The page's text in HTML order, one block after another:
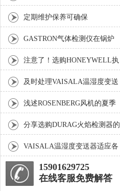
报废可通过这些方法判断
定期维护保养可确保
GASTRON气体检测仪的准确
GASTRON气体检测仪在锅炉
行业中的应用介绍
注意了！选购HONEYWELL执
行器时所需要考虑的要点分享
及时处理VAISALA温湿度变送
器典型故障有助于保障测量数
浅述ROSENBERG风机的夏季
保养方法与产品优势
分享选购DURAG火焰检测器的
三个关键要素
VAISALA温湿度变送器适应各
种高要求的工业场合
15901629725
在线客服免费解答